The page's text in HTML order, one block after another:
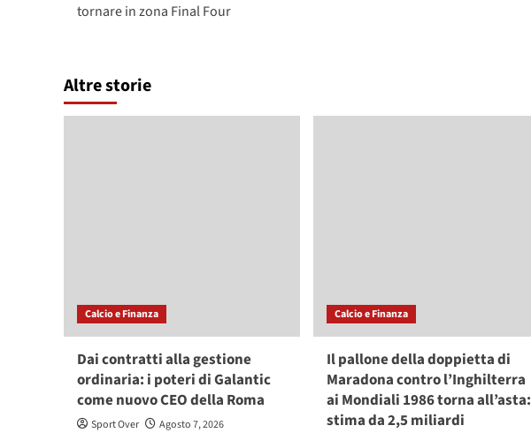
tornare in zona Final Four
Altre storie
Calcio e Finanza
Dai contratti alla gestione
ordinaria: i poteri di Galantic
come nuovo CEO della Roma
Sport Over Agosto 7, 2026
Calcio e Finanza
Il pallone della doppietta di
Maradona contro l’Inghilterra
ai Mondiali 1986 torna all’asta:
stima da 2,5 miliardi